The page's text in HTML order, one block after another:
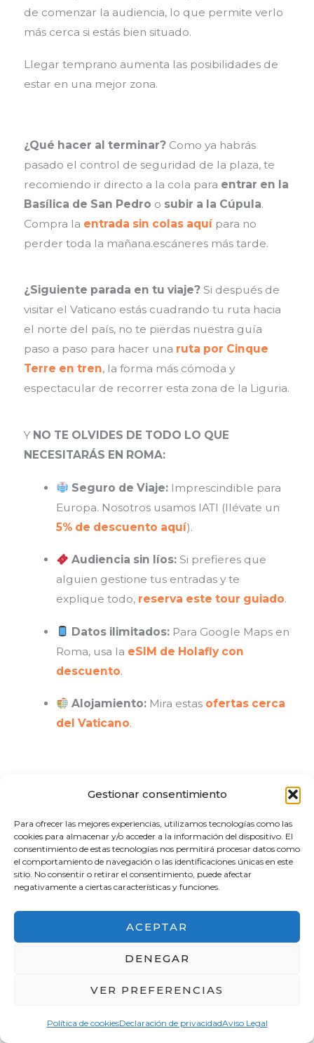
Gestionar consentimiento
Para ofrecer las mejores experiencias, utilizamos tecnologías como las
cookies para almacenar y/o acceder a la información del dispositivo. El
consentimiento de estas tecnologías nos permitirá procesar datos como
el comportamiento de navegación o las identificaciones únicas en este
sitio. No consentir o retirar el consentimiento, puede afectar
negativamente a ciertas características y funciones.
ACEPTAR
DENEGAR
VER PREFERENCIAS
Política de cookiesDeclaración de privacidadAviso Legal
de comenzar la audiencia, lo que permite verlo
más cerca si estás bien situado.
Llegar temprano aumenta las posibilidades de
estar en una mejor zona.
¿Qué hacer al terminar?Como ya habrás
pasado el control de seguridad de la plaza, te
recomiendo ir directo a la cola para entrar en la
Basílica de San Pedro o subir a la Cúpula.
Compra la entrada sin colas aquípara no
perder toda la mañana.escáneres más tarde.
¿Siguiente parada en tu viaje?Si después de
visitar el Vaticano estás cuadrando tu ruta hacia
el norte del país, no te pierdas nuestra guía
paso a paso para hacer una ruta por Cinque
Terre en tren, la forma más cómoda y
espectacular de recorrer esta zona de la Liguria.
Y NO TE OLVIDES DE TODO LO QUE
NECESITARÁS EN ROMA:
Seguro de Viaje: Imprescindible para
Europa. Nosotros usamos IATI (llévate un
5% de descuento aquí).
Audiencia sin líos: Si prefieres que
alguien gestione tus entradas y te
explique todo, reserva este tour guiado.
Datos ilimitados: Para Google Maps en
Roma, usa la eSIM de Holafly con
descuento.
Alojamiento: Mira estas ofertas cerca
del Vaticano.